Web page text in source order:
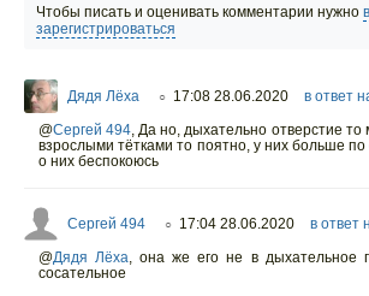
Чтобы писать и оценивать комментарии нужно
зарегистрироваться
Дядя Лёха ○ 17:08 28.06.2020 в ответ
@Сергей 494, Да но, дыхательно отверстие то
взрослыми тётками то поятно, у них больше
о них беспокоюсь
Сергей 494 ○ 17:04 28.06.2020 в ответ
@Дядя Лёха, она же его не в дыхательное
сосательное